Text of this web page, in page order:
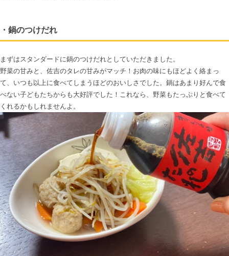
・鍋のつけだれ
まずはスタンダードに鍋のつけだれとしていただきました。
野菜の甘みと、佐吉のタレの甘みがマッチ！お肉の味にもほどよく絡まっ
て、いつも以上に食べてしまうほどのおいしさでした。鍋はあまり好んで食
べない子どもたちからも大好評でした！これなら、野菜もたっぷりと食べて
くれるかもしれませんよ。